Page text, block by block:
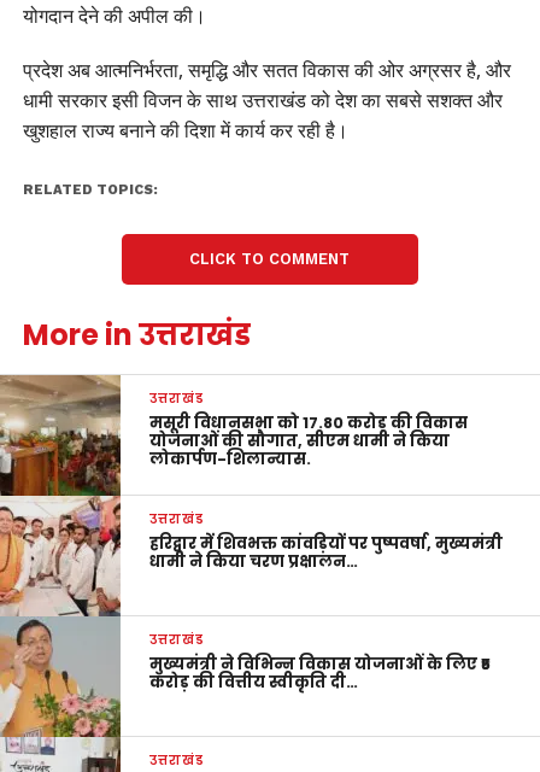
योगदान देने की अपील की।
प्रदेश अब आत्मनिर्भरता, समृद्धि और सतत विकास की ओर अग्रसर है, और
धामी सरकार इसी विजन के साथ उत्तराखंड को देश का सबसे सशक्त और
खुशहाल राज्य बनाने की दिशा में कार्य कर रही है।
RELATED TOPICS:
CLICK TO COMMENT
More in उत्तराखंड
उत्तराखंड
मसूरी विधानसभा को 17.80 करोड़ की विकास
योजनाओं की सौगात, सीएम धामी ने किया
लोकार्पण-शिलान्यास.
उत्तराखंड
हरिद्वार में शिवभक्त कांवड़ियों पर पुष्पवर्षा, मुख्यमंत्री
धामी ने किया चरण प्रक्षालन…
उत्तराखंड
मुख्यमंत्री ने विभिन्न विकास योजनाओं के लिए ₹5
करोड़ की वित्तीय स्वीकृति दी…
उत्तराखंड